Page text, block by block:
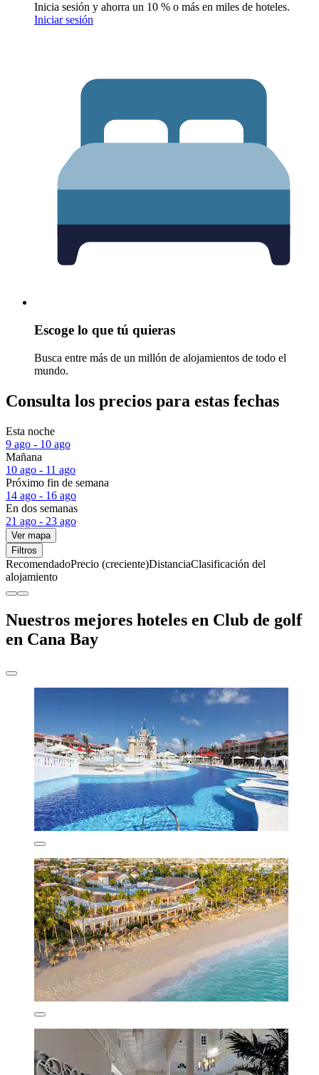
Inicia sesión y ahorra un 10 % o más en miles de hoteles.
Iniciar sesión
Escoge lo que tú quieras
Busca entre más de un millón de alojamientos de todo el
mundo.
Consulta los precios para estas fechas
Esta noche
9 ago - 10 ago
Mañana
10 ago - 11 ago
Próximo fin de semana
14 ago - 16 ago
En dos semanas
21 ago - 23 ago
Ver mapa
Filtros
RecomendadoPrecio (creciente)DistanciaClasificación del
alojamiento
Nuestros mejores hoteles en Club de golf
en Cana Bay